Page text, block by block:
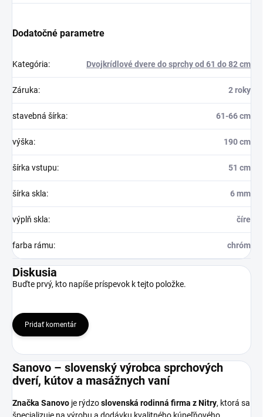
Dodatočné parametre
Kategória: Dvojkrídlové dvere do sprchy od 61 do 82 cm
Záruka: 2 roky
stavebná šírka: 61-66 cm
výška: 190 cm
šírka vstupu: 51 cm
šírka skla: 6 mm
výplň skla: číre
farba rámu: chróm
Diskusia
Buďte prvý, kto napíše príspevok k tejto položke.
Pridať komentár
Sanovo – slovenský výrobca sprchových
dverí, kútov a masážnych vaní
Značka Sanovo je rýdzoslovenská rodinná firma z Nitry, ktorá sa